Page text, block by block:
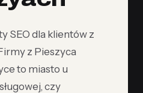
SEO dla klientów z
z Pieszyca
to miasto u
czy